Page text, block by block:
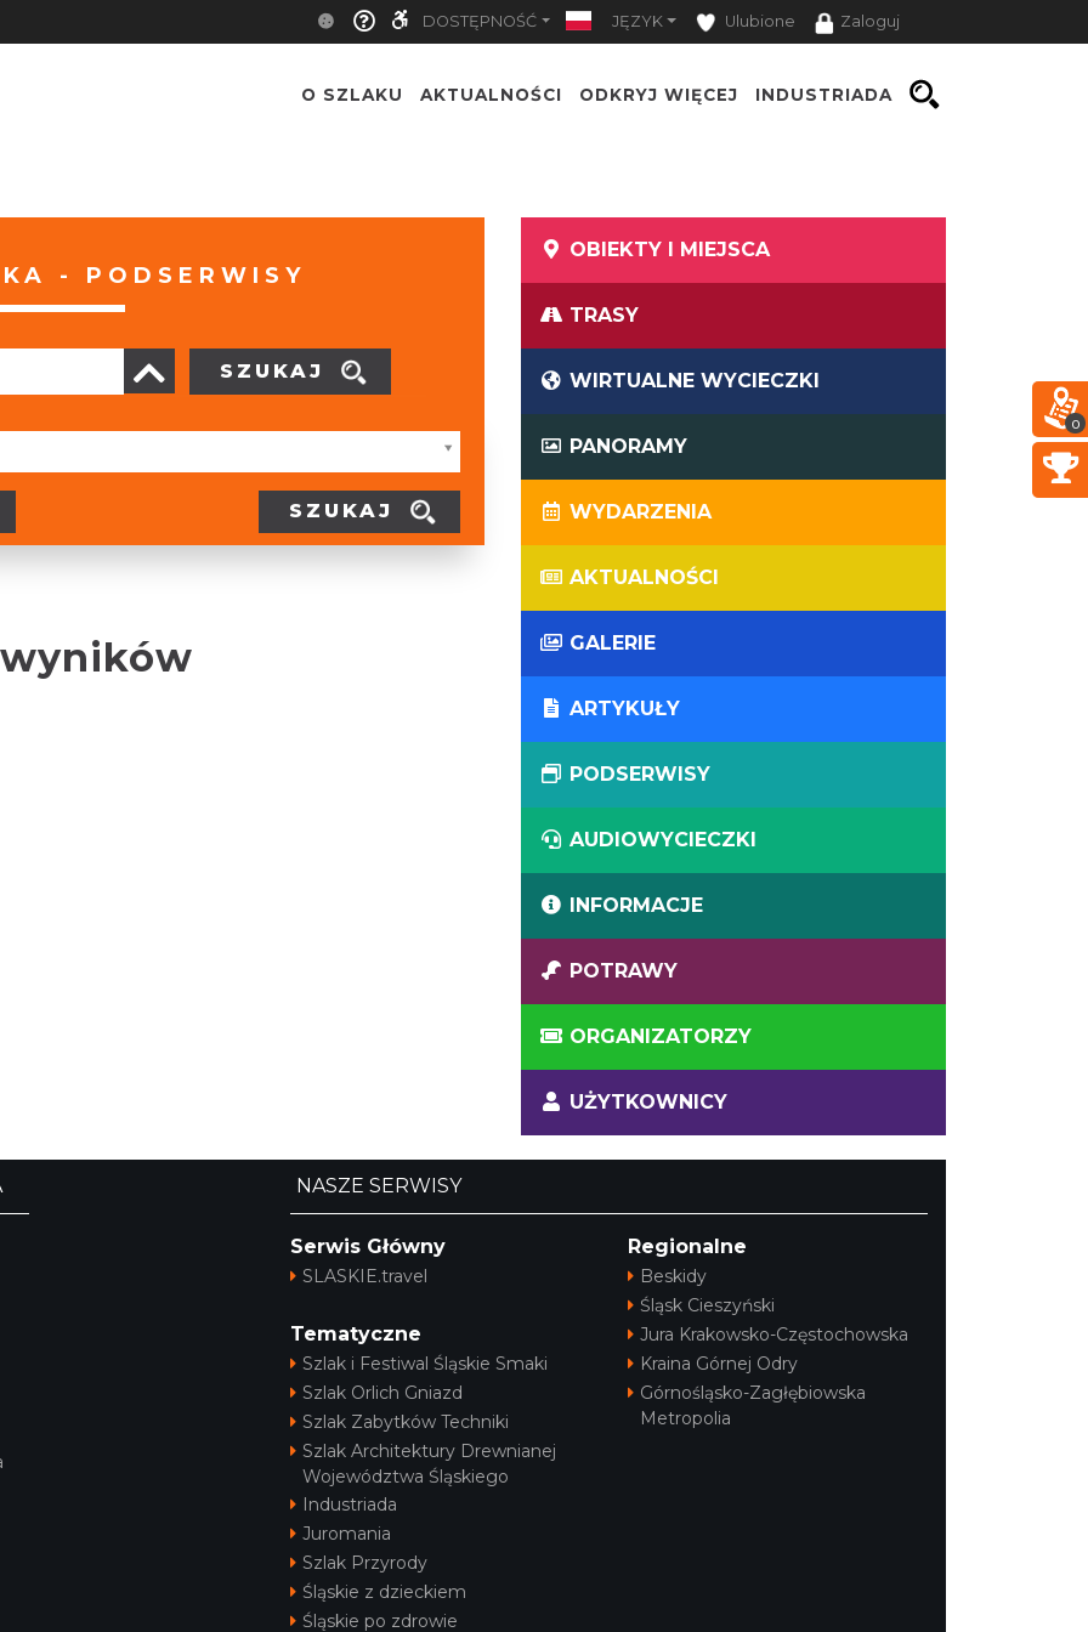
DOSTĘPNOŚĆ JĘZYK Ulubione Zaloguj
O SZLAKU AKTUALNOŚCI ODKRYJ WIĘCEJ INDUSTRIADA
- PODSERWISY
SZUKAJ
SZUKAJ
OBIEKTY I MIEJSCA
TRASY
WIRTUALNE WYCIECZKI
PANORAMY
WYDARZENIA
AKTUALNOŚCI
GALERIE
ARTYKUŁY
PODSERWISY
AUDIOWYCIECZKI
INFORMACJE
POTRAWY
ORGANIZATORZY
UŻYTKOWNICY
NASZE SERWISY
Serwis Główny
SLASKIE.travel
Tematyczne
Szlak i Festiwal Śląskie Smaki
Szlak Orlich Gniazd
Szlak Zabytków Techniki
Szlak Architektury Drewnianej
Województwa Śląskiego
Industriada
Juromania
Szlak Przyrody
Śląskie z dzieckiem
Śląskie po zdrowie
Regionalne
Beskidy
Śląsk Cieszyński
Jura Krakowsko-Częstochowska
Kraina Górnej Odry
Górnośląsko-Zagłębiowska
Metropolia
0